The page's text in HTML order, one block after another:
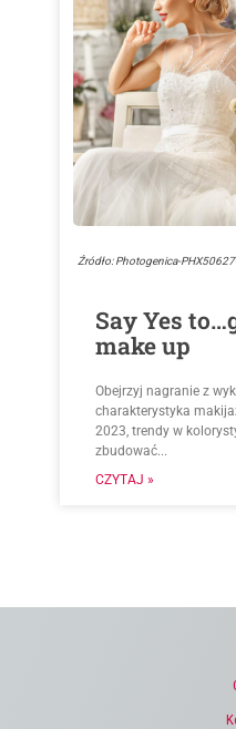
Źródło: Photogenica-
Say Yes
make up
Obejrzyj nagranie z
charakterystyka
2023, trendy w
zbudować...
CZYTAJ »